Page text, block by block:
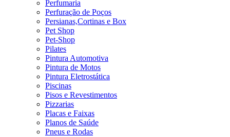
Perfumaria
Perfuração de Poços
Persianas,Cortinas e Box
Pet Shop
Pet-Shop
Pilates
Pintura Automotiva
Pintura de Motos
Pintura Eletrostática
Piscinas
Pisos e Revestimentos
Pizzarias
Placas e Faixas
Planos de Saúde
Pneus e Rodas